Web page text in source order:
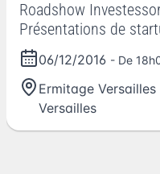
Roadshow
Présentations de
Versailles
06/12/2016 - De
Ermitage Versailles
Versailles